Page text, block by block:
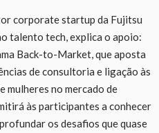
corporate startup da Fujitsu
talento tech, explica o apoio:
Back-to-Market, que aposta
de consultoria e ligação às
mulheres no mercado de
às participantes a conhecer
os desafios que quase